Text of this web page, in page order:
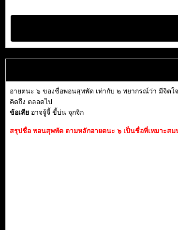
อายตนะ ๖ ของชื่อพอนสุพพัด เท่ากับ ๒ พยากรณ์ว่า มีจิตใ
คิดถึง ตลอดไป
ข้อเสีย อาจจู้จี้ ขี้บ่น จุกจิก
สรุปชื่อ พอนสุพพัด ตามหลักอายตนะ ๖ เป็นชื่อที่เหมาะส